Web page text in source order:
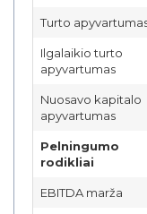
Turto
Ilgalaikio turto
apyvartumas
Nuosavo kapitalo
apyvartumas
Pelningumo
rodikliai
EBITDA marža